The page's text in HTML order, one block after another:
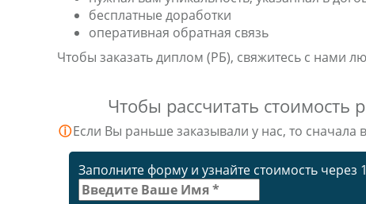
бесплатные доработки
оперативная обратная связь
Чтобы заказать диплом (РБ), свяжитесь с нами
Чтобы рассчитать
ⓘЕсли Вы раньше заказывали у нас, то сначала
Заполните форму и узнайте стоимость через